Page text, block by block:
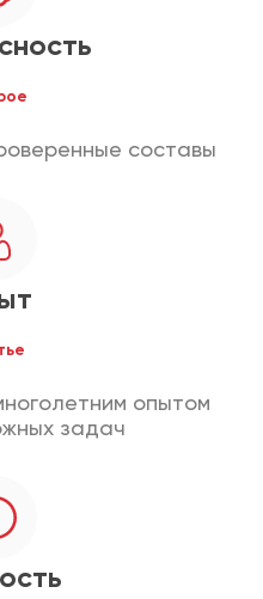
составы
опытом
задач